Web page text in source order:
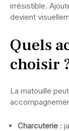
irrésistible.
devient
Quels
choisir
La matouille
Charcuterie :